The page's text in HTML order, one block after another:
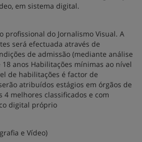
em sistema digital.
profissional do Jornalismo Visual. A
será efectuada através de
de admissão (mediante análise
anos Habilitações mínimas ao nível
de habilitações é factor de
atribuídos estágios em órgãos de
4 melhores classificados e com
digital próprio
e Vídeo)